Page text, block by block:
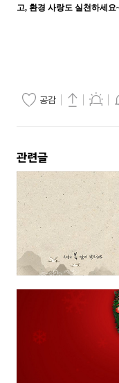
고, 환경 사랑도 실천하세요
공감
관련글